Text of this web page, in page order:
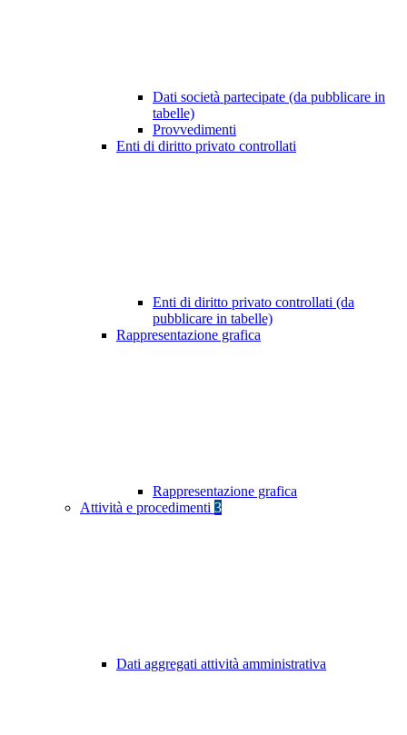
Dati società partecipate (da pubblicare in
tabelle)
Provvedimenti
Enti di diritto privato controllati
Enti di diritto privato controllati (da
pubblicare in tabelle)
Rappresentazione grafica
Rappresentazione grafica
Attività e procedimenti 3
Dati aggregati attività amministrativa